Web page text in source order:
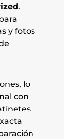
.
y fotos
lo
con